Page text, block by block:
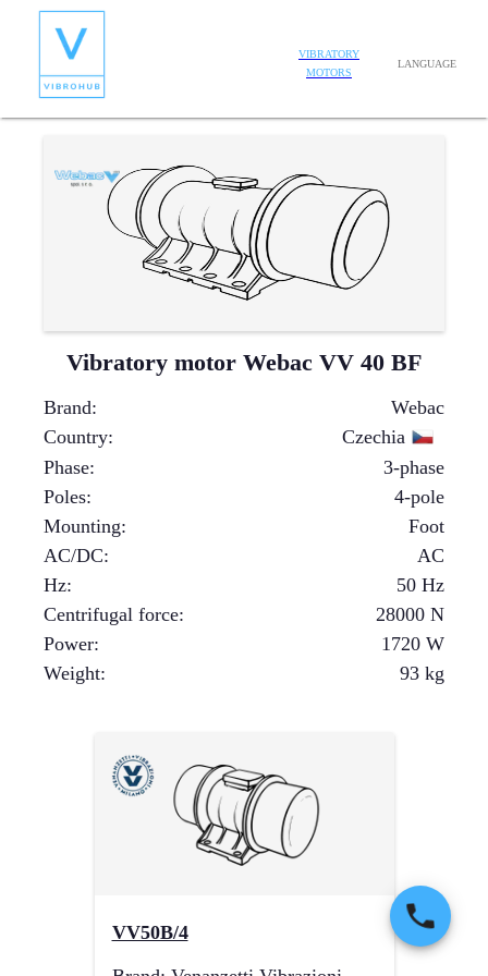
VIBRATORY
MOTORS
LANGUAGE
Vibratory motor Webac VV 40 BF
Brand:
Webac
Country:
Czechia
Phase:
3-phase
Poles:
4-pole
Mounting:
Foot
AC/DC:
AC
Hz:
50 Hz
Centrifugal force: 28000 N
Power: 1720 W
Weight: 93 kg
VV50B/4